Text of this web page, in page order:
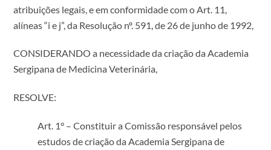
atribuições legais, e em conformidade com o Art. 11,
alíneas “i e j”, da Resolução nº. 591, de 26 de junho de 1992,
CONSIDERANDO a necessidade da criação da Academia
Sergipana de Medicina Veterinária,
RESOLVE:
Art. 1° – Constituir a Comissão responsável pelos
estudos de criação da Academia Sergipana de